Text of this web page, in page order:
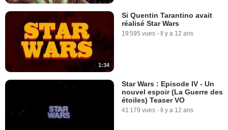
1:34
Si Quentin Tarantino avait
réalisé Star Wars
19 595 vues - Il y a 12 ans
Star Wars : Episode IV - Un
nouvel espoir (La Guerre des
étoiles) Teaser VO
41 179 vues - Il y a 12 ans